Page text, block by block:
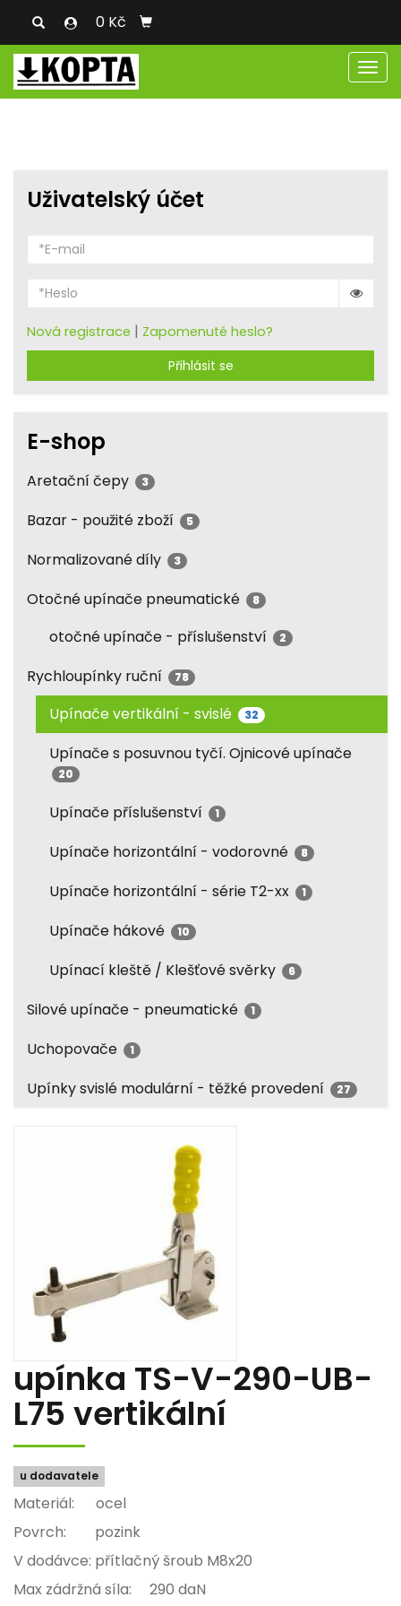
0 Kč
Uživatelský účet
Nová registrace | Zapomenuté heslo?
Přihlásit se
E-shop
Aretační čepy 3
Bazar - použité zboží 5
Normalizované díly 3
Otočné upínače pneumatické 8
otočné upínače - příslušenství 2
Rychloupínky ruční 78
Upínače vertikální - svislé 32
Upínače s posuvnou tyčí. Ojnicové upínače
20
Upínače příslušenství 1
Upínače horizontální - vodorovné 8
Upínače horizontální - série T2-xx 1
Upínače hákové 10
Upínací kleště / Klešťové svěrky 6
Silové upínače - pneumatické 1
Uchopovače 1
Upínky svislé modulární - těžké provedení 27
upínka TS-V-290-UB-
L75 vertikální
u dodavatele
Materiál: ocel
Povrch: pozink
V dodávce: přítlačný šroub M8x20
Max zádržná síla: 290 daN